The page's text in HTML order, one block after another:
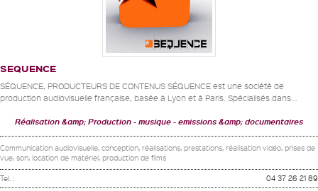
SEQUENCE
SÉQUENCE, PRODUCTEURS DE CONTENUS SÉQUENCE est une société de
production audiovisuelle française, basée à Lyon et à Paris. Spécialisés dans...
Réalisation &amp; Production musique emissions &amp; documentaires
Communication audiovisuelle, conception, réalisations, prestations, réalisation vidéo, prises de
vue, son, location de matériel, production de films
Tel. : 04 37 26 21 89